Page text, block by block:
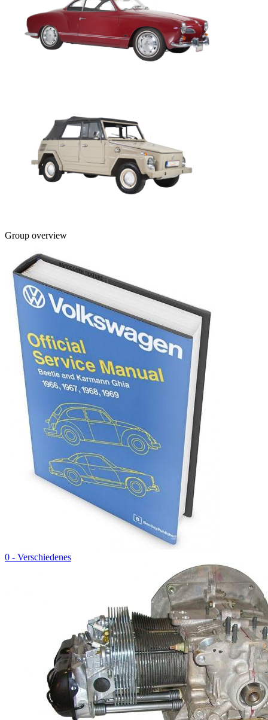
Group overview
0 - Verschiedenes